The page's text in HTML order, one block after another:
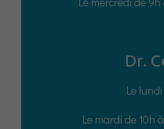
Dr.
Le
Le mardi de 10h